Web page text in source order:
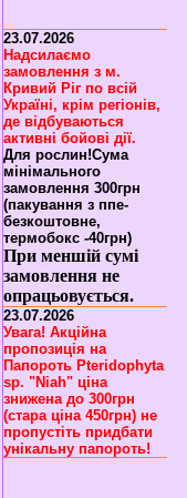
23.07.2026
Надсилаємо
замовлення з м.
Кривий Ріг по всій
Україні, крім регіонів,
де відбуваються
активні бойові дії.
Для рослин!Сума
мінімального
замовлення 300грн
(пакування з ппе-
безкоштовне,
термобокс -40грн)
При меншій сумі
замовлення не
опрацьовується.
23.07.2026
Увага! Акційна
пропозиція на
Папороть Pteridophyta
sp. "Niah" ціна
знижена до 300грн
(стара ціна 450грн) не
пропустіть придбати
унікальну папороть!